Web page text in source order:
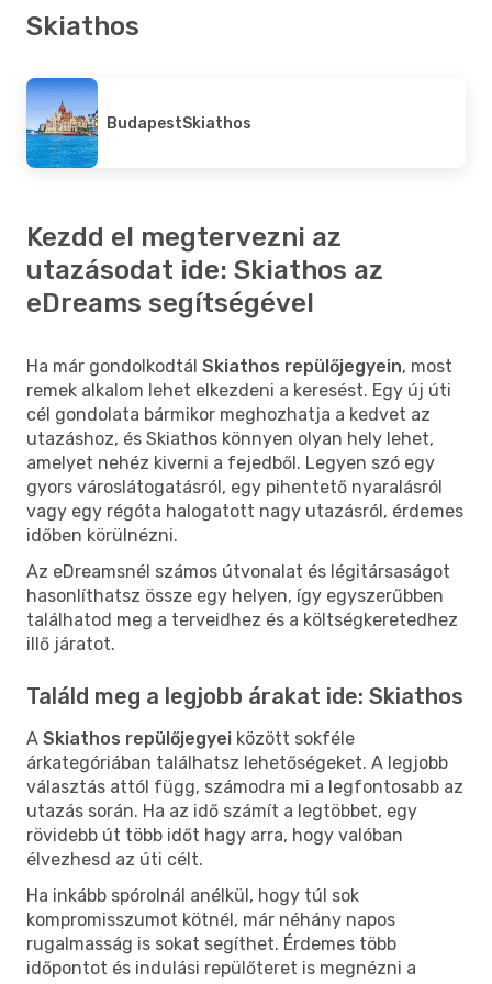
Skiathos
BudapestSkiathos
Kezdd el megtervezni az
utazásodat ide: Skiathos az
eDreams segítségével
Ha már gondolkodtál Skiathos repülőjegyein, most
remek alkalom lehet elkezdeni a keresést. Egy új úti
cél gondolata bármikor meghozhatja a kedvet az
utazáshoz, és Skiathos könnyen olyan hely lehet,
amelyet nehéz kiverni a fejedből. Legyen szó egy
gyors városlátogatásról, egy pihentető nyaralásról
vagy egy régóta halogatott nagy utazásról, érdemes
időben körülnézni.
Az eDreamsnél számos útvonalat és légitársaságot
hasonlíthatsz össze egy helyen, így egyszerűbben
találhatod meg a terveidhez és a költségkeretedhez
illő járatot.
Találd meg a legjobb árakat ide: Skiathos
A Skiathos repülőjegyei között sokféle
árkategóriában találhatsz lehetőségeket. A legjobb
választás attól függ, számodra mi a legfontosabb az
utazás során. Ha az idő számít a legtöbbet, egy
rövidebb út több időt hagy arra, hogy valóban
élvezhesd az úti célt.
Ha inkább spórolnál anélkül, hogy túl sok
kompromisszumot kötnél, már néhány napos
rugalmasság is sokat segíthet. Érdemes több
időpontot és indulási repülőteret is megnézni a